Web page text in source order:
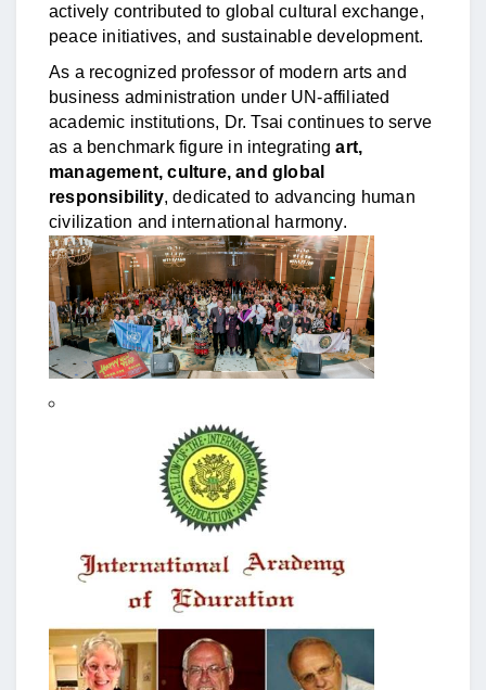
actively contributed to global cultural exchange,
peace initiatives, and sustainable development.
As a recognized professor of modern arts and
business administration under UN-affiliated
academic institutions, Dr. Tsai continues to serve
as a benchmark figure in integratingart,
management, culture, and global
responsibility, dedicated to advancing human
civilization and international harmony.